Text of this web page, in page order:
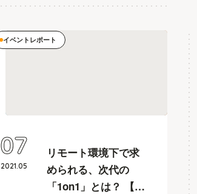
イベントレポート
リモート環境下で求
められる、次代の
「1on1」とは？ 【行
2021.05
07